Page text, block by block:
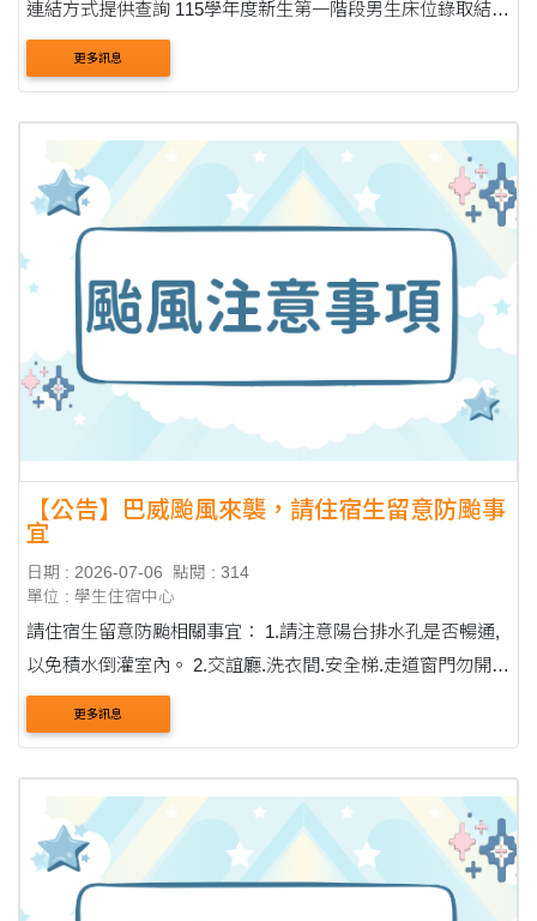
連結方式提供查詢 115學年度新生第一階段男生床位錄取結
果：點此下載 (Click here to download) 115 Academic Year
First Stage Admission Results for Male Freshme....
更多訊息
【公告】巴威颱風來襲，請住宿生留意防颱事
宜
日期 : 2026-07-06
點閱 : 314
單位 : 學生住宿中心
請住宿生留意防颱相關事宜： 1.請注意陽台排水孔是否暢通,
以免積水倒灌室內。 2.交誼廳.洗衣間.安全梯.走道窗門勿開
啟。 3.狂風暴雨時請勿外出，儘量留在宿舍中，若需外出請
留意樹枝等物品掉落。 4.請儲備糧食(....
更多訊息